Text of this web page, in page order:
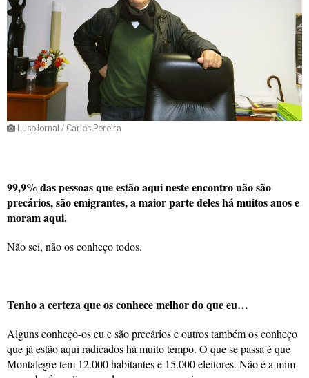
LusoJornal / Carlos Pereira
99,9% das pessoas que estão aqui neste encontro não são
precários, são emigrantes, a maior parte deles há muitos anos e
moram aqui.
Não sei, não os conheço todos.
Tenho a certeza que os conhece melhor do que eu…
Alguns conheço-os eu e são precários e outros também os conheço
que já estão aqui radicados há muito tempo. O que se passa é que
Montalegre tem 12.000 habitantes e 15.000 eleitores. Não é a mim